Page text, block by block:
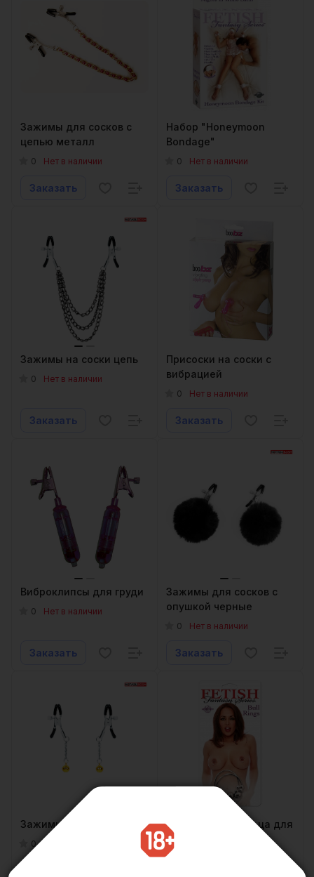
Зажимы для сосков с
цепью металл
0 Нет в наличии
Заказать
Набор "Honeymoon
Bondage"
0 Нет в наличии
Заказать
Зажимы на соски цепь
0 Нет в наличии
Заказать
Присоски на соски с
вибрацией
0 Нет в наличии
Заказать
Виброклипсы для груди
0 Нет в наличии
Заказать
Зажимы для сосков с
опушкой черные
0 Нет в наличии
Заказать
Зажимы на соски
0
Серебряные кольца для
сосков